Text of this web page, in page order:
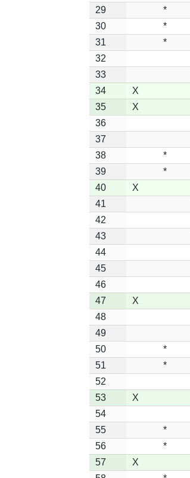
29
*
30
*
31
*
32
33
34
X
35
X
36
37
38
*
39
*
40
X
41
42
43
44
45
46
47
X
48
49
50
*
51
*
52
53
X
54
55
*
56
*
57
X